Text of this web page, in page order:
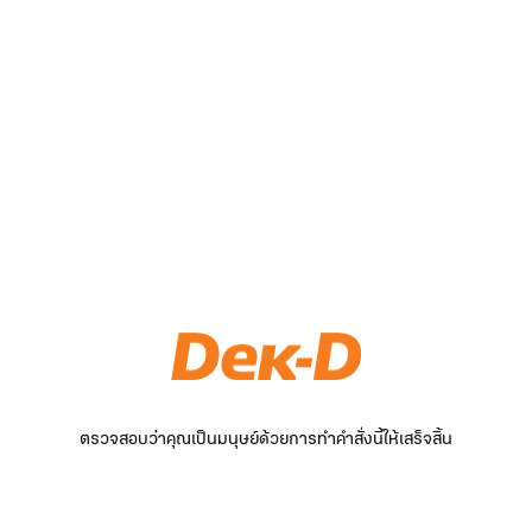
ตรวจสอบว่าคุณเป็นมนุษย์ด้วยการทำคำสั่งนี้ให้เสร็จสิ้น